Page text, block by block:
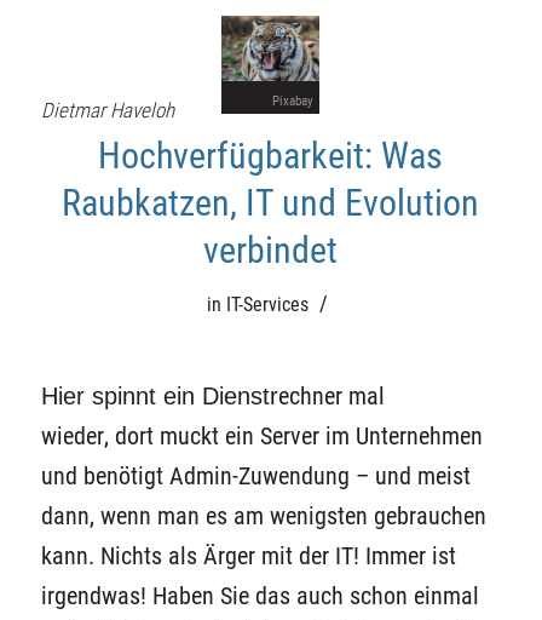
Dietmar Haveloh Pixabay
Hochverfügbarkeit: Was
Raubkatzen, IT und Evolution
verbindet
in IT-Services /
Hier spinnt ein Dienstrechner mal
wieder, dort muckt ein Server im Unternehmen
und benötigt Admin-Zuwendung – und meist
dann, wenn man es am wenigsten gebrauchen
kann. Nichts als Ärger mit der IT! Immer ist
irgendwas! Haben Sie das auch schon einmal